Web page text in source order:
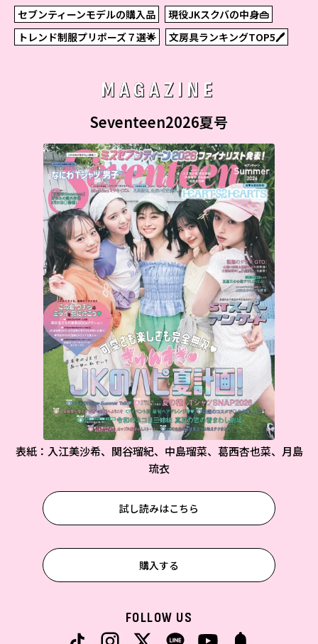
セブンティーンモデルの購入品
現役JKスクバの中身👜
トレンド制服プリポーズ７選🌟
文房具ランキングTOP5🖊
MAGAZINE
Seventeen2026夏号
表紙：入江美沙希、関谷瑠紀、中島瑠菜、葛西杏也菜、月島
琉衣
試し読みはこちら
購入する
FOLLOW US